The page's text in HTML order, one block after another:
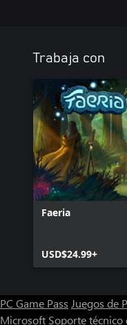
Trabaja con
Faeria
USD$24.99+
PC Game Pass Juegos de
Microsoft Soporte